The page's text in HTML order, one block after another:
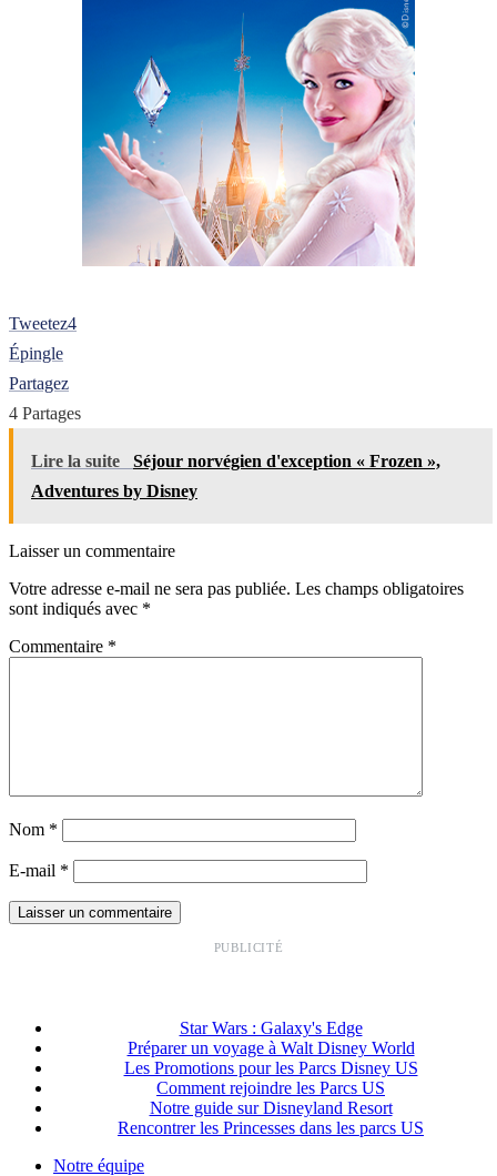
Tweetez4
Épingle
Partagez
4 Partages
Lire la suite
Séjour norvégien d'exception « Frozen »,
Adventures by Disney
Laisser un commentaire
Votre adresse e-mail ne sera pas publiée. Les champs obligatoires
sont indiqués avec *
Commentaire *
Nom *
E-mail *
PUBLICITÉ
Star Wars : Galaxy's Edge
Préparer un voyage à Walt Disney World
Les Promotions pour les Parcs Disney US
Comment rejoindre les Parcs US
Notre guide sur Disneyland Resort
Rencontrer les Princesses dans les parcs US
Notre équipe